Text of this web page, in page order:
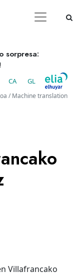
sorpresa:
CA GL
/ Machine translation
Villafrancako